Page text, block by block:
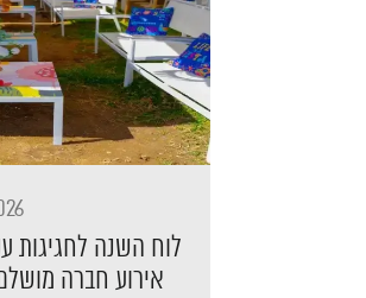
לוח השנה לחגיגות
אירוע חברה